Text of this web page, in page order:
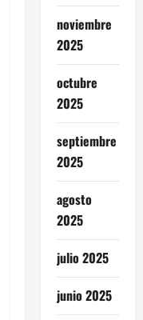
noviembre
2025
octubre
2025
septiembre
2025
agosto
2025
julio 2025
junio 2025